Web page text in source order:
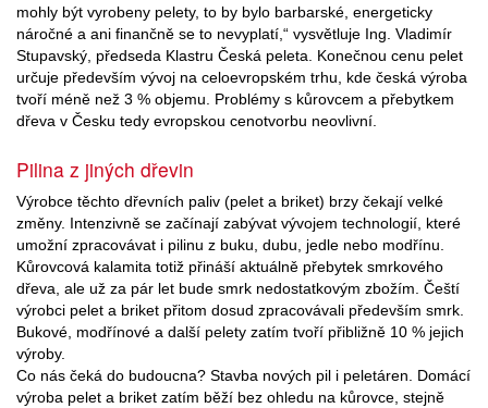
mohly být vyrobeny pelety, to by bylo barbarské, energeticky
náročné a ani finančně se to nevyplatí,“ vysvětluje Ing. Vladimír
Stupavský, předseda Klastru Česká peleta. Konečnou cenu pelet
určuje především vývoj na celoevropském trhu, kde česká výroba
tvoří méně než 3 % objemu. Problémy s kůrovcem a přebytkem
dřeva v Česku tedy evropskou cenotvorbu neovlivní.
Pilina z jiných dřevin
Výrobce těchto dřevních paliv (pelet a briket) brzy čekají velké
změny. Intenzivně se začínají zabývat vývojem technologií, které
umožní zpracovávat i pilinu z buku, dubu, jedle nebo modřínu.
Kůrovcová kalamita totiž přináší aktuálně přebytek smrkového
dřeva, ale už za pár let bude smrk nedostatkovým zbožím. Čeští
výrobci pelet a briket přitom dosud zpracovávali především smrk.
Bukové, modřínové a další pelety zatím tvoří přibližně 10 % jejich
výroby.
Co nás čeká do budoucna? Stavba nových pil i peletáren. Domácí
výroba pelet a briket zatím běží bez ohledu na kůrovce, stejně